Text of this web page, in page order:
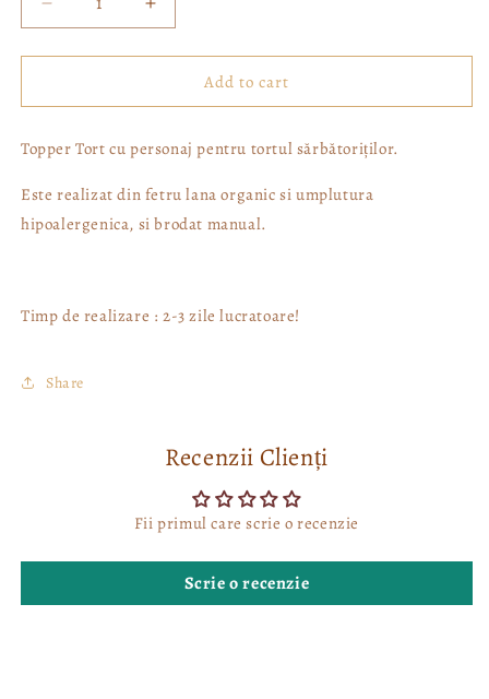
Decrease
quantity
for
tort
tematica
Increase
quantity
for
Topper
tort
tematica
Add to cart
Topper Tort cu personaj pentru tortul sărbătoriților.
Este realizat din fetru lana organic si umplutura
hipoalergenica, si brodat manual.
Timp de realizare : 2-3 zile lucratoare!
Share
Recenzii Clienți
Fii primul care scrie o recenzie
Scrie o recenzie